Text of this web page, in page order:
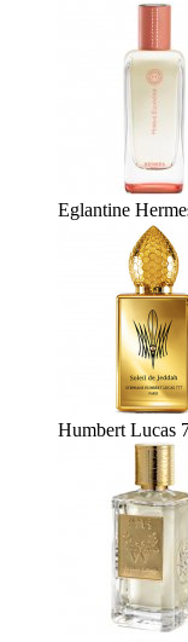
Eglantine
Humbert Lucas